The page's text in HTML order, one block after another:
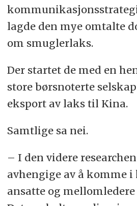
lagde den mye omtalte
om smuglerlaks.
Der startet de med en
store børsnoterte
eksport av laks til Kina.
Samtlige sa nei.
– I den videre
avhengige av å komme
ansatte og